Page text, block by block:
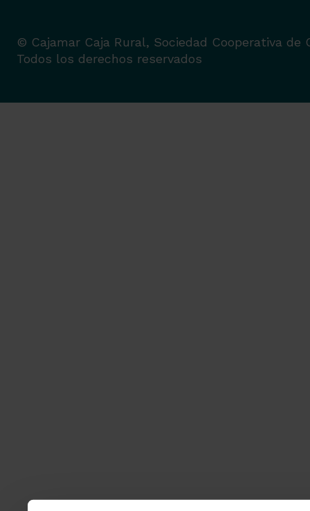
© Cajamar Caja Rural, Sociedad Cooperativa de
Todos los derechos reservados